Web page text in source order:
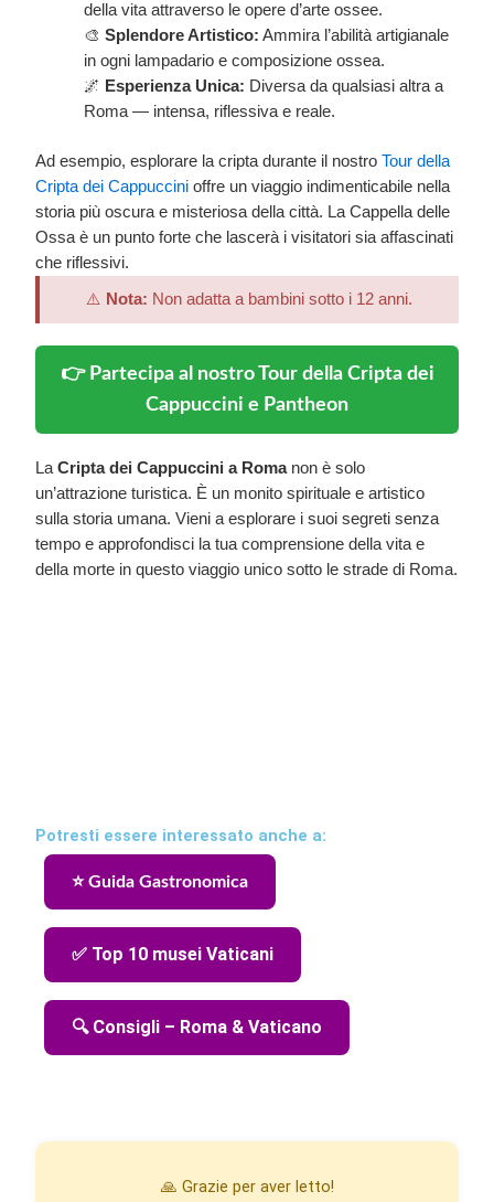
della vita attraverso le opere d’arte ossee.
🎨Splendore Artistico: Ammira l’abilità artigianale
in ogni lampadario e composizione ossea.
🌌 Esperienza Unica: Diversa da qualsiasi altra a
Roma — intensa, riflessiva e reale.
Ad esempio, esplorare la cripta durante il nostroTour della
Cripta dei Cappuccini offre un viaggio indimenticabile nella
storia più oscura e misteriosa della città. La Cappella delle
Ossa è un punto forte che lascerà i visitatori sia affascinati
che riflessivi.
⚠️ Nota: Non adatta a bambini sotto i 12 anni.
👉 Partecipa al nostro Tour della Cripta dei
Cappuccini e Pantheon
LaCripta dei Cappuccini a Romanon è solo
un’attrazione turistica. È un monito spirituale e artistico
sulla storia umana. Vieni a esplorare i suoi segreti senza
tempo e approfondisci la tua comprensione della vita e
della morte in questo viaggio unico sotto le strade di Roma.
Potresti essere interessato anche a:
⭐ Guida Gastronomica
✅ Top 10 musei Vaticani
🔍 Consigli – Roma & Vaticano
🙏 Grazie per aver letto!